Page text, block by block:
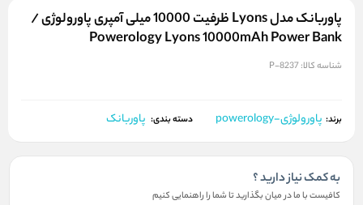
پاوربانک مدل Lyons ظرفیت 10000 میلی آمپری پاورولوژی /
Powerology Lyons 10000mAh Power Bank
شناسه کالا: P-8237
برند: پاورولوژی-powerology دسته بندی: پاوربانک
به کمک نیاز دارید ؟
کافیست با ما در میان بگذارید تا شما را راهنمایی کنیم